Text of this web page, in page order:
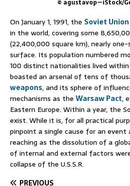
© agustavop—iStock/
On January 1, 1991, the Soviet Union
in the world, covering some
(22,400,000 square km), nearly
surface. Its population numbered
100 distinct nationalities lived
boasted an arsenal of tens of
weapons, and its sphere of
mechanisms as the Warsaw Pact,
Eastern Europe. Within a year, the
exist. While it is, for all practical
pinpoint a single cause for an event
reaching as the dissolution of a
of internal and external factors
collapse of the U.S.S.R.
PREVIOUS